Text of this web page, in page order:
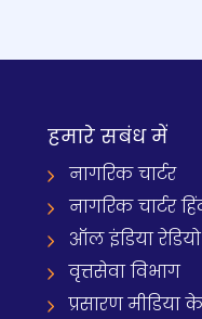
हमारे सबंध में
नागरिक चार्टर
नागरिक चार्टर
ऑल इंडिया
वृत्तसेवा विभाग
प्रसारण मीडिया